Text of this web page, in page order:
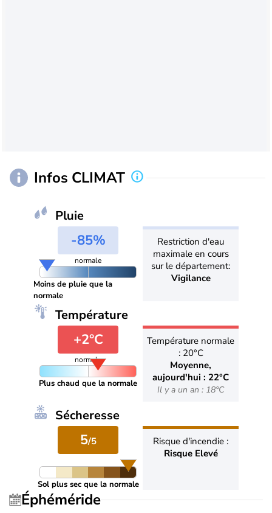
Infos CLIMAT
Pluie
-85%
normale
Moins de pluie que la
normale
Restriction d'eau
maximale en cours
sur le département:
Vigilance
Température
+2°C
normale
Plus chaud que la normale
Température normale
: 20°C
Moyenne,
aujourd'hui : 22°C
Il y a un an : 18°C
Sécheresse
5/5
Sol plus sec que la normale
Risque d'incendie :
Risque Elevé
Éphéméride